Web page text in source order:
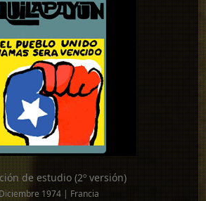
de estudio (2º versión)
1974 | Francia